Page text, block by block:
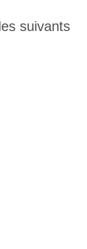
suivants